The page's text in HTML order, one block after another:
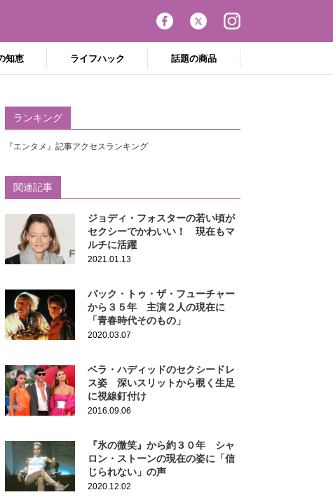
知恵 ライフハック 話題の商品
ランキング
『エンタメ』記事アクセスランキング
関連記事
ジョディ・フォスターの若い頃が
セクシーでかわいい！ 現在もマ
ルチに活躍
2021.01.13
バック・トゥ・ザ・フューチャー
から３５年 主演２人の現在に
「青春時代そのもの」
2020.03.07
ベラ・ハディッドのセクシードレ
ス姿 深いスリットから覗く生足
に視線釘付け
2016.09.06
『氷の微笑』から約３０年 シャ
ロン・ストーンの現在の姿に「信
じられない」の声
2020.12.02